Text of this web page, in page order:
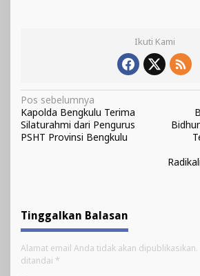
Ikuti Kami
Navigasi
pos
Pos sebelumnya
Kapolda Bengkulu Terima
Silaturahmi dari Pengurus
PSHT Provinsi Bengkulu
Tinggalkan Balasan
Alamat email Anda tidak akan dipublikasikan.
ditandai *